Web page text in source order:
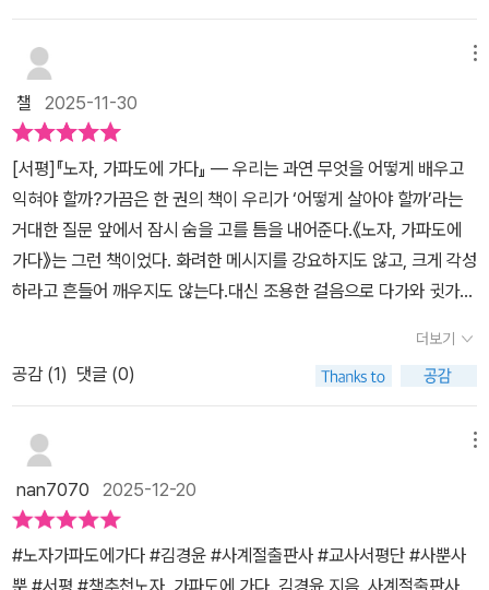
를 끊기 위해서는 노자의 가르침대로 물을 닮고, 자연을 닮아야 함을
깨닫는다. 그리고 이웃들과 합심해 많은 관광객이 몰려드는 청보리
축제 기간에 걷고 뛰며 쓰레기를 줍는 이벤트를 마련한다. 나아가, 축
제가 끝난 뒤에도 어떻게 하면 일상 속에서 쓰레기를 줄이고, 깨끗하
게 살아갈 수 있을지를 고민한다. 인공지능의 시대, 무엇을 어떻게 공
부해야 할까? 노자와 함께하는 가르침과 배움의 길 평생을 책과 더불
어 살아온 백양은 인공지능 시대가 다가오고 종이책의 자리가 위태로
워지면서 이제 자신의 시간이 끝났음을 직감한다. 그러나 가파도에서
시대 교육과 학습의 의미를 재발견한다. 그리고 새롭게 해석한 『도덕
경』의 문장들을 통해, 아이들과 선생님들에게 자신이 발견한 『도덕
경』 속 가르침과 배움의 길을 이야기한다. 인공지능은 인간보다 더 빠
르게 정보를 처리하고, 엄청난 양의 데이터를 쌓을 수 있다. 그렇다면
인공지능의 시대에 우리는 무엇을 어떻게 배우고 익혀야 할까? 백양
은 인간은 스스로 무엇을 모르는지 묻고, 새로운 앎에 대한 호기심으
로 질문하는 존재라는 데에서 답을 찾는다. 이제는 그럴듯한 정답을
찾는 게 아니라 늘 새롭게 질문할 수 있는 능력을 기르는 게 중요하다.
도 사람이 다 되어버린 그 생활이 참 부러웠다. 매표소, 고양이 도서관
에서 다시 티베트로 이어지는 은퇴 후 노년의 과정이 마치 준비성 철
저한 MBTI 극 J 성향의 사람이 예비해 놓은 순서대로 착착, 우연을
가장한 무서운 계획 같은 일들이 너무 자연스럽고 흥미롭게 펼쳐지는
그 이야기에 쏙 빠져있었다.내게도 이런 일이 일어날 수 있을까? 무
조건 내게 이와 유사한 기회가, 선택지가 주어지는 것은 아닐진대 말
이다. 아무튼 계속 내 은퇴 이후 삶도 이러할 수 있을까? 부러워하며
읽었다. 노자의 가르침은 뒷전인 채로 말이다. 웃긴 것은 노자가 은퇴
밴 지식과 성찰, 아니 노자의 세 가지 보물이라는 검약(검소함)과 자
애로움, 그리고 겸양(천하에 앞서려 하지 않음)을 먼저 배우려고 하지
않고 부러워만 하고 있다는 것이다. 노자의 도덕경을 토대로 이야기
하지만 억지스럽게 지식을 주입하고자 강요하지 않고 그저 가파도에
서의 삶과 티베트로의 떠남으로 모든 것을 보여준다. 가르치려 하지
않는다. 그리고 학생들, 주민들, 자연 그리고 고양이에게서 배운 것을
그저 보여준다. 그뿐, 이렇게 책을 채우고 독자에게 보여줄 뿐, 내가
많이 좋아하는 도서관 선생님이 있다. 고양이 도서관 관장님이 주인
결코, 상상이 아니라 얼마든지 가능한 현실이다. 종이책이 사라지지
않고 그대로 남아 있더라도 아이들로부터 외면당할 것만 같다. 이미
도서관은 책을 읽기보다 공부하는 공간이 되었고, 동네 서점은 대부
분 문을 닫았다. 그나마 남아 있는 서점에 들어가면 문제 풀이집만 가
득하다. 도서관장인 주인공 이백양은 자기 은퇴를 종이책의 소멸과
비슷하게 생각하는 듯 보였다. 나도 비슷한 걱정거리가 있다. 아이들
은 책을 읽지 않으려 하고, 스스로 배우려 하지 않는다. 그래서 그 걱
정이 쉽게 가슴에 와 닿았다. -말 없는 가르침(不言之敎)- “이
제 어떻게 살 것인가.”(9쪽, 프롤로그) 이 소설을 통해 처음 알았다.
노자의 이름이 이백양이라는 것을. 저자는 도덕경 속의 노자를 현실
에 불러내려 했다. ‘노자 철학 소설’로 소개된 이 책은 2500년 전 노
자의 목소리를 지금 이 시대에 직접 소환하기 위해서 소설을 썼고, 주
그저 평범한 은퇴자의 삶이 생생하게 펼쳐진다. 게다가 주인공 1인칭
시점으로 그의 생각과 고민이 잘 드러나는 이야기와 그날을 정리하는
일기 형식으로 그의 생각 흐름을 잘 보여준다. 노자의 현신(現身)이
지만 이번 생은 처음인 이백양은 처절하게 흔들리며, 고민한다. 저자
는 그의 모습을 통해 삶에 정답이 있는 것이 아니라 그 정답을 스스로
챌 2025-11-30
[서평]『노자, 가파도에 가다』 — 우리는 과연 무엇을 어떻게 배우고
익혀야 할까?가끔은 한 권의 책이 우리가 ‘어떻게 살아야 할까’라는
거대한 질문 앞에서 잠시 숨을 고를 틈을 내어준다.《노자, 가파도에
가다》는 그런 책이었다. 화려한 메시지를 강요하지도 않고, 크게 각성
하라고 흔들어 깨우지도 않는다.대신 조용한 걸음으로 다가와 귓가에
음은 책을 덮고 난 뒤에야 비로소 가슴 안에서 큰 울림을 낸다.이야기
의 중심에 있는 백양은 시대의 변화 속에서 ‘자신의 시간이 끝났다’고
느끼는 인물이다.인공지능이 모든 정보를 빠르게 처리하고, 종이책이
사라져 가는 세상. 오랜 시간 책과 함께 살아온 사람에게 이런 변화는
‘진화’라기보다 ‘소멸’에 가깝다. 그래서 백양이 가파도로 떠나는 순
간, 그 여행은 단순한 여행이 아니라 어떤 잃어버린 자신과 다시 만나
는 길처럼 보였다.그 섬에서 백양이 배우는 노자의 철학은 처음부터
거대한 가르침으로 제시되지 않는다. 작고 단순한 일상을 통해 조금
더보기
공감 (1) 댓글 (0)
nan7070 2025-12-20
#노자가파도에가다 #김경윤 #사계절출판사 #교사서평단 #사뿐사